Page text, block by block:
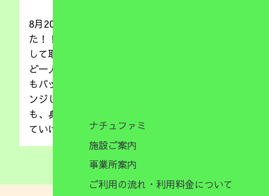
ナチュファミ
施設ご案内
事業所案内
ご利用の流れ・利用料金について
8月20日（木）はマット運動にチャレンジしまし
た！！自分の身体の使い方を知ることをねらいと
して取り組みました！！横転や前転、お尻歩きな
ど一人ひとり順番を守りながら最後の決めポーズ
もバッチリでしたよ！！また、綱引きにもチャレ
ンジした子供たちは元気いっぱいです！！次回
も、身体を自由に動かしていけるよう経験を重ね
ていけたらと思います！！